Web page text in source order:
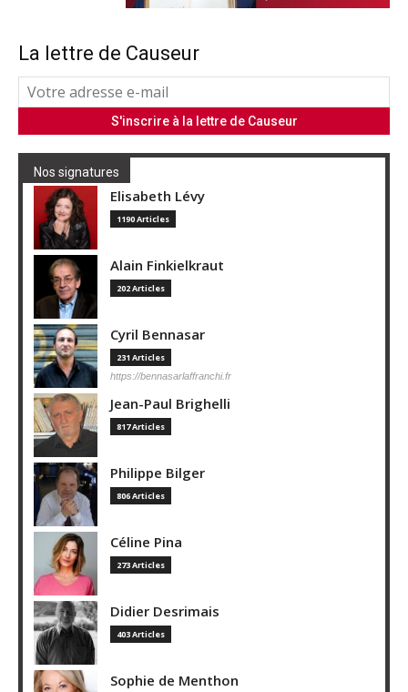
La lettre de Causeur
Nos signatures
Elisabeth Lévy
1190 Articles
Alain Finkielkraut
202 Articles
Cyril Bennasar
231 Articles
https://bennasarlaffranchi.fr
Jean-Paul Brighelli
817 Articles
Philippe Bilger
806 Articles
Céline Pina
273 Articles
Didier Desrimais
403 Articles
Sophie de Menthon